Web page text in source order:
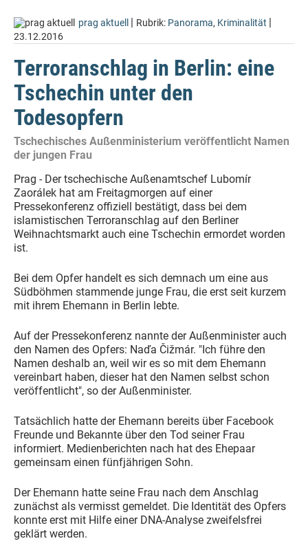
prag aktuell | Rubrik: Panorama, Kriminalität |
23.12.2016
Terroranschlag in Berlin: eine
Tschechin unter den
Todesopfern
Tschechisches Außenministerium veröffentlicht Namen
der jungen Frau
Prag - Der tschechische Außenamtschef Lubomír
Zaorálek hat am Freitagmorgen auf einer
Pressekonferenz offiziell bestätigt, dass bei dem
islamistischen Terroranschlag auf den Berliner
Weihnachtsmarkt auch eine Tschechin ermordet worden
ist.
Bei dem Opfer handelt es sich demnach um eine aus
Südböhmen stammende junge Frau, die erst seit kurzem
mit ihrem Ehemann in Berlin lebte.
Auf der Pressekonferenz nannte der Außenminister auch
den Namen des Opfers: Naďa Čižmár. "Ich führe den
Namen deshalb an, weil wir es so mit dem Ehemann
vereinbart haben, dieser hat den Namen selbst schon
veröffentlicht", so der Außenminister.
Tatsächlich hatte der Ehemann bereits über Facebook
Freunde und Bekannte über den Tod seiner Frau
informiert. Medienberichten nach hat des Ehepaar
gemeinsam einen fünfjährigen Sohn.
Der Ehemann hatte seine Frau nach dem Anschlag
zunächst als vermisst gemeldet. Die Identität des Opfers
konnte erst mit Hilfe einer DNA-Analyse zweifelsfrei
geklärt werden.